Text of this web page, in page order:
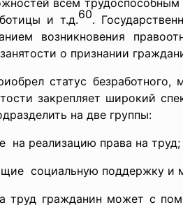
всем
и т.д.60.
возникновения
о признании
статус
закрепляет широкий
на две группы:
на реализацию права на труд;
социальную поддержку и
труд гражданин может с